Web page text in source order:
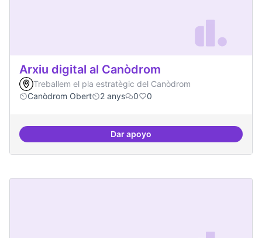
Arxiu digital al Canòdrom
Treballem el pla estratègic del Canòdrom
Canòdrom Obert
2 anys 0 0
Dar apoyoArxiu digital al Canòdrom